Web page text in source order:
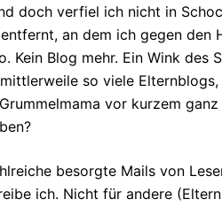
doch verfiel ich nicht in
an dem ich gegen den
Kein Blog mehr. Ein Wink des
so viele
vor kurzem
besorgte Mails von
ich. Nicht für andere